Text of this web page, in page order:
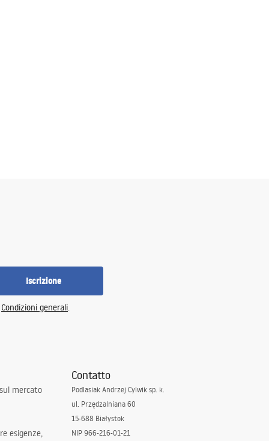
Iscrizione
Condizioni generali.
mercato
esigenze,
Contatto
Podlasiak Andrzej Cylwik sp. k.
ul. Przędzalniana 60
15-688 Białystok
NIP 966-216-01-21